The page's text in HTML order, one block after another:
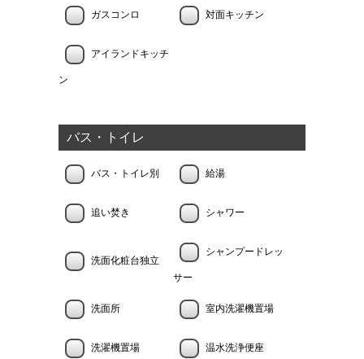
ガスコンロ 対面キッチン
アイランドキッチ
ン
バス・トイレ
バス・トイレ別 給湯
追い焚き シャワー
洗面化粧台独立
シャンプードレッ
サー
洗面所 室内洗濯機置場
洗濯機置場 温水洗浄便座